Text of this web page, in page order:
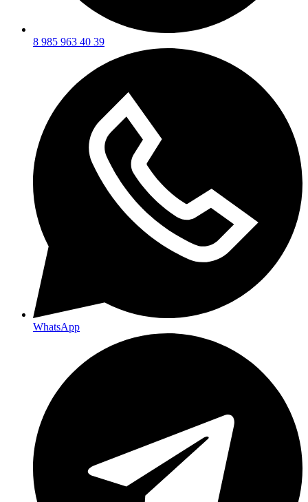
8 985 963 40 39
WhatsApp